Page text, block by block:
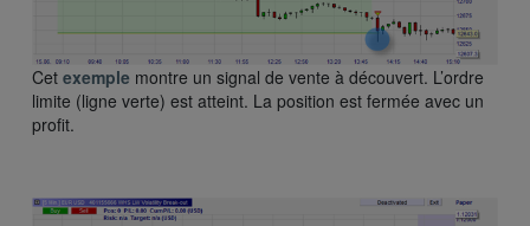
Cet exemple montre un signal de vente à découvert. L’ordre
limite (ligne verte) est atteint. La position est fermée avec un
profit.